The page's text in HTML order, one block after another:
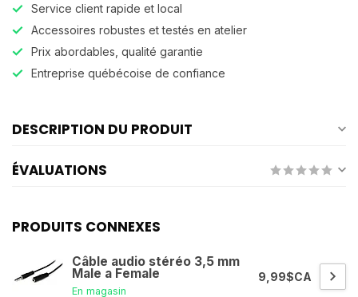
Service client rapide et local
Accessoires robustes et testés en atelier
Prix abordables, qualité garantie
Entreprise québécoise de confiance
DESCRIPTION DU PRODUIT
ÉVALUATIONS
PRODUITS CONNEXES
Câble audio stéréo 3,5 mm
Male a Female
En magasin
9,99$CA